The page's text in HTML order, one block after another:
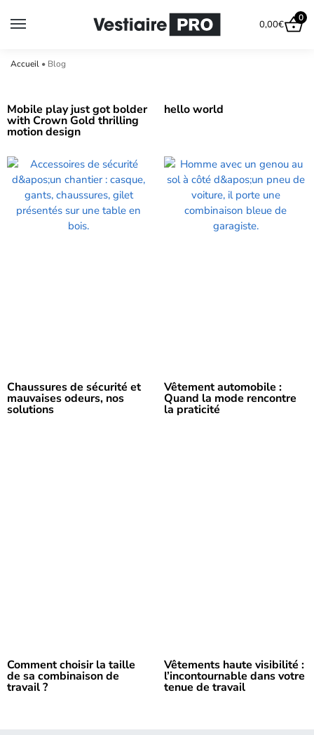
0
0,00€
Accueil • Blog
Mobile play just got bolder
with Crown Gold thrilling
motion design
hello world
Chaussures de sécurité et
mauvaises odeurs, nos
solutions
Vêtement automobile :
Quand la mode rencontre
la praticité
Comment choisir la taille
de sa combinaison de
travail ?
Vêtements haute visibilité :
l’incontournable dans votre
tenue de travail